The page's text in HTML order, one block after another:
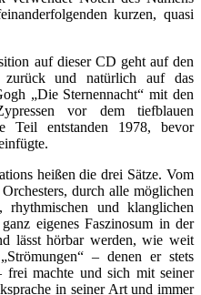
kurzen, quasi
auf dieser CD geht auf den
zurück und natürlich auf das
„Die Sternennacht“ mit den
vor dem tiefblauen
Teil entstanden 1978, bevor
heißen die drei Sätze. Vom
durch alle möglichen
rhythmischen und klanglichen
eigenes Faszinosum in der
lässt hörbar werden, wie weit
– denen er stets
frei machte und sich mit seiner
in seiner Art und immer